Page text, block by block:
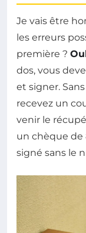
Je vais être
les erreurs
première ?
dos, vous
et signer.
recevez un
venir le
un chèque de
signé sans le